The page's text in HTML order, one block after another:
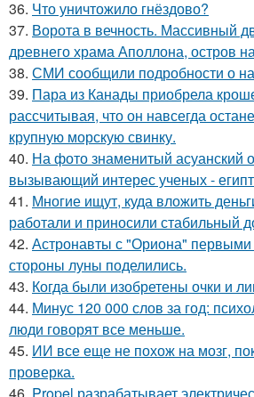
36. Что уничтожило гнёздово?
37. Ворота в вечность. Массивный
древнего храма Аполлона, остров
38. СМИ сообщили подробности о
39. Пара из Канады приобрела
рассчитывая, что он навсегда
крупную морскую свинку.
40. На фото знаменитый асуанский
вызывающий интерес ученых -
41. Многие ищут, куда вложить
работали и приносили стабильный
42. Астронавты с "Ориона"
стороны луны поделились.
43. Когда были изобретены очки и
44. Минус 120 000 слов за год:
люди говорят все меньше.
45. ИИ все еще не похож на мозг,
проверка.